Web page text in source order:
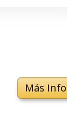
Más Info